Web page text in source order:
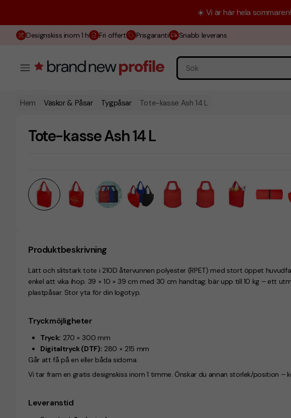
☀️ Vi är här hela
Designskiss inom 1 h Fri offert Prisgaranti Snabb leverans
Hem Väskor & Påsar Tygpåsar Tote-kasse Ash 14 L
Tote-kasse Ash 14 L
Produktbeskrivning
Lätt och slitstark tote i 210D återvunnen polyester (RPET) med stort öppet
enkel att vika ihop. 39 × 10 × 39 cm med 30 cm handtag; bär upp till 10 kg – ett
plastpåsar. Stor yta för din logotyp.
Tryckmöjligheter
Tryck: 270 × 300 mm
Digitaltryck (DTF): 280 × 215 mm
Går att få på en eller båda sidorna.
Vi tar fram en gratis designskiss inom 1 timme. Önskar du annan storlek/position –
Leveranstid